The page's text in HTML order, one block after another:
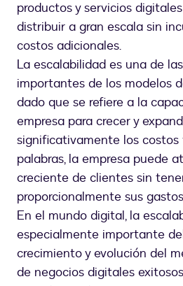
productos y servicios
distribuir a gran escala sin
costos adicionales.
La escalabilidad es una de
importantes de los modelos
dado que se refiere a la
empresa para crecer y
significativamente los costos
palabras, la empresa puede
creciente de clientes sin
proporcionalmente sus
En el mundo digital, la
especialmente importante
crecimiento y evolución del
de negocios digitales